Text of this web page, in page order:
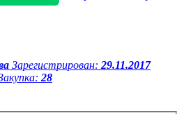
Зарегистрирован: 29.11.2017
28